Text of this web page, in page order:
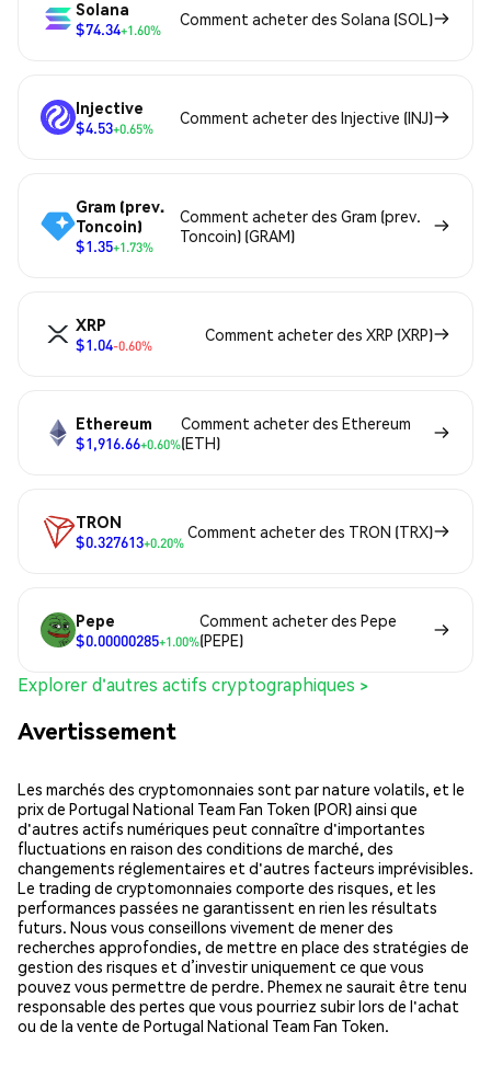
Solana
$74.34+1.60%
Comment acheter des Solana (SOL)
Injective
$4.53+0.65%
Comment acheter des Injective (INJ)
Gram (prev.
Toncoin)
$1.35+1.73%
Comment acheter des Gram (prev.
Toncoin) (GRAM)
XRP
$1.04-0.60%
Comment acheter des XRP (XRP)
Ethereum
$1,916.66+0.60%
Comment acheter des Ethereum
(ETH)
TRON
$0.327613+0.20%
Comment acheter des TRON (TRX)
Pepe
$0.00000285+1.00%
Comment acheter des Pepe
(PEPE)
Explorer d'autres actifs cryptographiques >
Avertissement
Les marchés des cryptomonnaies sont par nature volatils, et le
prix de Portugal National Team Fan Token (POR) ainsi que
d'autres actifs numériques peut connaître d'importantes
fluctuations en raison des conditions de marché, des
changements réglementaires et d'autres facteurs imprévisibles.
Le trading de cryptomonnaies comporte des risques, et les
performances passées ne garantissent en rien les résultats
futurs. Nous vous conseillons vivement de mener des
recherches approfondies, de mettre en place des stratégies de
gestion des risques et d’investir uniquement ce que vous
pouvez vous permettre de perdre. Phemex ne saurait être tenu
responsable des pertes que vous pourriez subir lors de l'achat
ou de la vente de Portugal National Team Fan Token.